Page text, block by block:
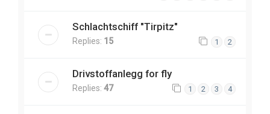
Schlachtschiff "Tirpitz"
Replies: 15 1 2
Drivstoffanlegg for fly
Replies: 47 1 2 3 4